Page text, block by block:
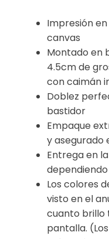
Impresión
canvas
Montado en
4.5cm de
con caimán
Doblez
bastidor
Empaque
y asegurado
Entrega en
Los colores
visto en el
cuanto brillo
pantalla.